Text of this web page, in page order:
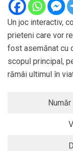
Un joc interactiv,
prieteni care vor
fost asemănat cu
scopul principal,
rămâi ultimul în